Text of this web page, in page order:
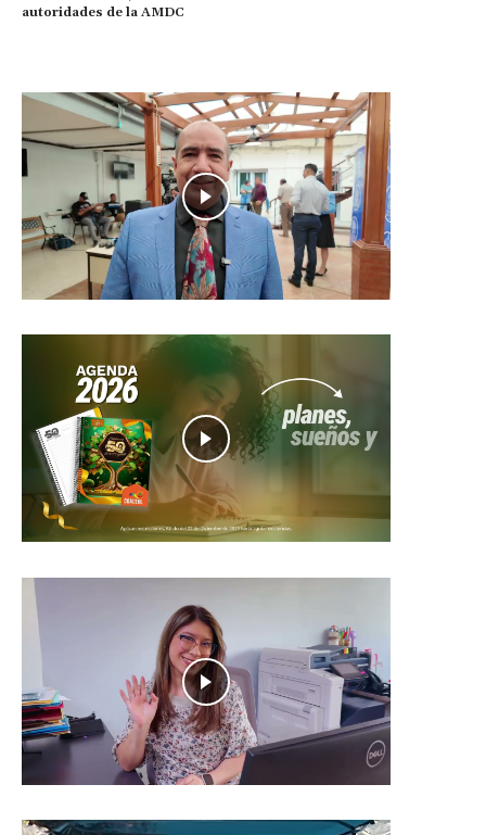
autoridades de la AMDC